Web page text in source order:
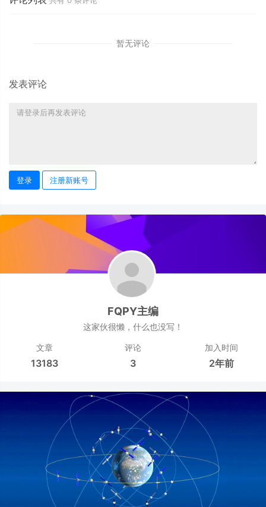
暂无评论
发表评论
登录 注册新账号
FQPY主编
这家伙很懒，什么也没写！
文章
13183
评论
3
加入时间
2年前